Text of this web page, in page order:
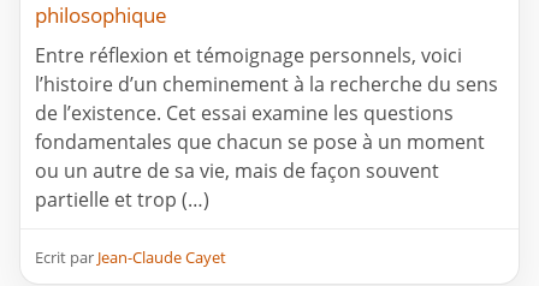
philosophique
Entre réflexion et témoignage personnels, voici
l’histoire d’un cheminement à la recherche du sens
de l’existence. Cet essai examine les questions
fondamentales que chacun se pose à un moment
ou un autre de sa vie, mais de façon souvent
partielle et trop (…)
Ecrit par Jean-Claude Cayet